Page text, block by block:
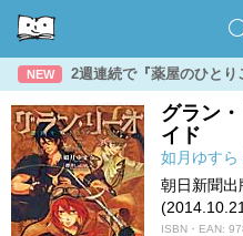
NEW 2週連続で『薬屋のひと
グラン
イド
如月ゆすら
朝日新聞出
ISBN・EAN: